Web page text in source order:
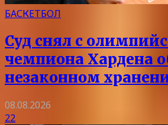
БАСКЕТБОЛ
Суд снял с
чемпиона Хардена
незаконном
08.08.2026
22